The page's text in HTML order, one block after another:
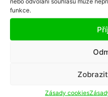
funkce.
Zásady cookies